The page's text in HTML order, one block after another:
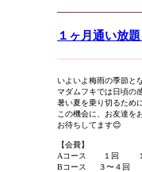
１ヶ月通い放
いよいよ梅雨の季節と
マダムフキでは日頃の
暑い夏を乗り切るため
この機会に、お友達を
お待ちしてます😊
【会費】
Aコース １回 １
Bコース ３〜４回